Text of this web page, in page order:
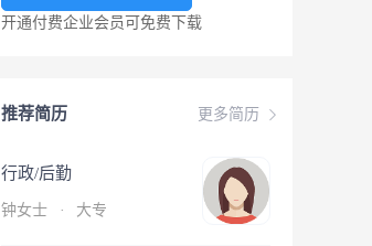
开通付费企业会员可免费下载
更多简历
推荐简历
行政/后勤
钟女士 · 大专